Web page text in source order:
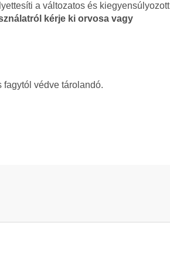
a változatos és kiegyensúlyozott
kérje ki orvosa vagy
védve tárolandó.